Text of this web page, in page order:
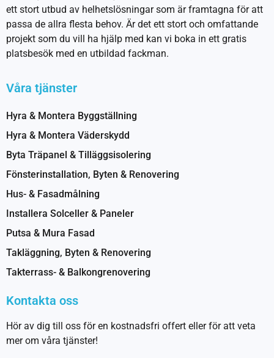
ett stort utbud av helhetslösningar som är framtagna för att
passa de allra flesta behov. Är det ett stort och omfattande
projekt som du vill ha hjälp med kan vi boka in ett gratis
platsbesök med en utbildad fackman.
Våra tjänster
Hyra & Montera Byggställning
Hyra & Montera Väderskydd
Byta Träpanel & Tilläggsisolering
Fönsterinstallation, Byten & Renovering
Hus- & Fasadmålning
Installera Solceller & Paneler
Putsa & Mura Fasad
Takläggning, Byten & Renovering
Takterrass- & Balkongrenovering
Kontakta oss
Hör av dig till oss för en kostnadsfri offert eller för att veta
mer om våra tjänster!